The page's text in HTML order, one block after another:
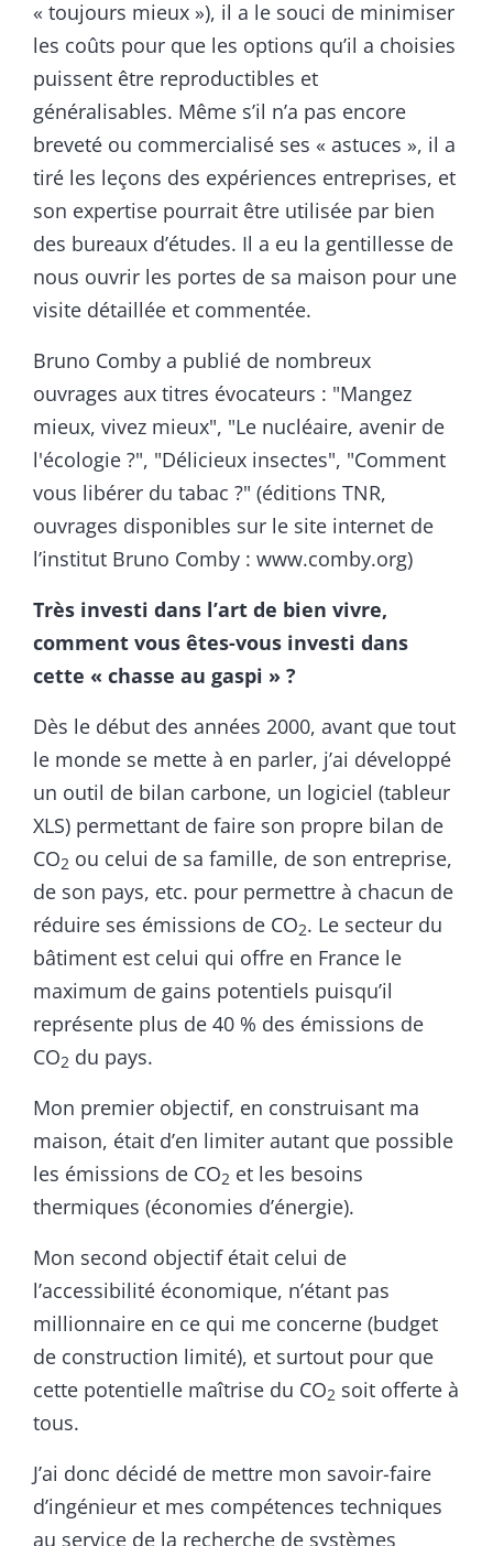
« toujours mieux »), il a le souci de minimiser
les coûts pour que les options qu’il a choisies
puissent être reproductibles et
généralisables. Même s’il n’a pas encore
breveté ou commercialisé ses « astuces », il a
tiré les leçons des expériences entreprises, et
son expertise pourrait être utilisée par bien
des bureaux d’études. Il a eu la gentillesse de
nous ouvrir les portes de sa maison pour une
visite détaillée et commentée.
Bruno Comby a publié de nombreux
ouvrages aux titres évocateurs : "Mangez
mieux, vivez mieux", "Le nucléaire, avenir de
l'écologie ?", "Délicieux insectes", "Comment
vous libérer du tabac ?" (éditions TNR,
ouvrages disponibles sur le site internet de
l’institut Bruno Comby : www.comby.org)
Très investi dans l’art de bien vivre,
comment vous êtes-vous investi dans
cette « chasse au gaspi » ?
Dès le début des années 2000, avant que tout
le monde se mette à en parler, j’ai développé
un outil de bilan carbone, un logiciel (tableur
XLS) permettant de faire son propre bilan de
CO2 ou celui de sa famille, de son entreprise,
de son pays, etc. pour permettre à chacun de
réduire ses émissions de CO2. Le secteur du
bâtiment est celui qui offre en France le
maximum de gains potentiels puisqu’il
représente plus de 40 % des émissions de
CO2 du pays.
Mon premier objectif, en construisant ma
maison, était d’en limiter autant que possible
les émissions de CO2 et les besoins
thermiques (économies d’énergie).
Mon second objectif était celui de
l’accessibilité économique, n’étant pas
millionnaire en ce qui me concerne (budget
de construction limité), et surtout pour que
cette potentielle maîtrise du CO2 soit offerte à
tous.
J’ai donc décidé de mettre mon savoir-faire
d’ingénieur et mes compétences techniques
au service de la recherche de systèmes